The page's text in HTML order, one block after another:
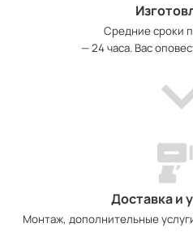
Средние сроки
— 24 часа. Вас
Доставка и
Монтаж, дополнительные